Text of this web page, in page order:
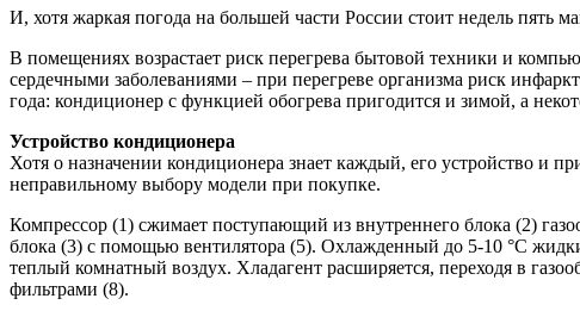
И, хотя жаркая погода на большей части России стоит недель пять
В помещениях возрастает риск перегрева бытовой техники и
сердечными заболеваниями – при перегреве организма риск
года: кондиционер с функцией обогрева пригодится и зимой, а
Устройство кондиционера
Хотя о назначении кондиционера знает каждый, его устройство и
неправильному выбору модели при покупке.
Компрессор (1) сжимает поступающий из внутреннего блока (2)
блока (3) с помощью вентилятора (5). Охлажденный до 5-10 °С
теплый комнатный воздух. Хладагент расширяется, переходя в
фильтрами (8).